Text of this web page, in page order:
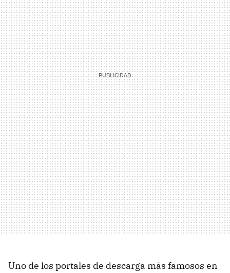
Uno de los portales de descarga más famosos en